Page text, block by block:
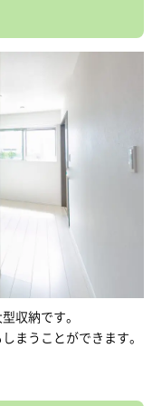
収納です。
まうことができます。